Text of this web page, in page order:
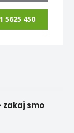
5625 450
zakaj smo